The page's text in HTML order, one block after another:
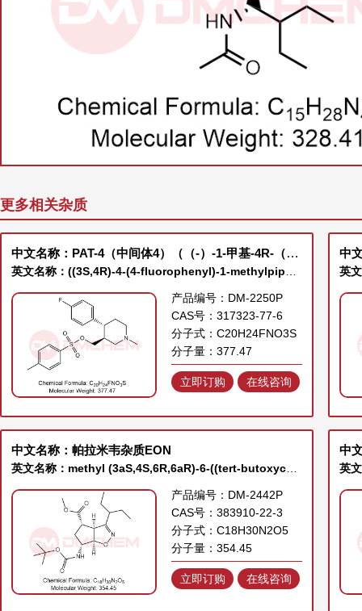
更多相关杂质
中文名称：PAT-4（中间体4）（（-）-1-甲基-4R-（4-氟苯基）-3S-甲基苯磺酸酯基哌啶）
英文名称：((3S,4R)-4-(4-fluorophenyl)-1-methylpiperidin-3-yl)methyl 4-methylbenzenesulfonate
产品编号：DM-2250P
CAS号：317323-77-6
分子式：C20H24FNO3S
分子量：377.47
立即订购 在线咨询
中
英
中文名称：帕拉米韦杂质EON
英文名称：methyl (3aS,4S,6R,6aR)-6-((tert-butoxycarbonyl)amino)-3-(pentan-3-yl)-3a,5,6,6a-tetrahy dro-4H-cyclopenta[d]isoxazole-4-carboxylate
产品编号：DM-2442P
CAS号：383910-22-3
分子式：C18H30N2O5
分子量：354.45
立即订购 在线咨询
中
英